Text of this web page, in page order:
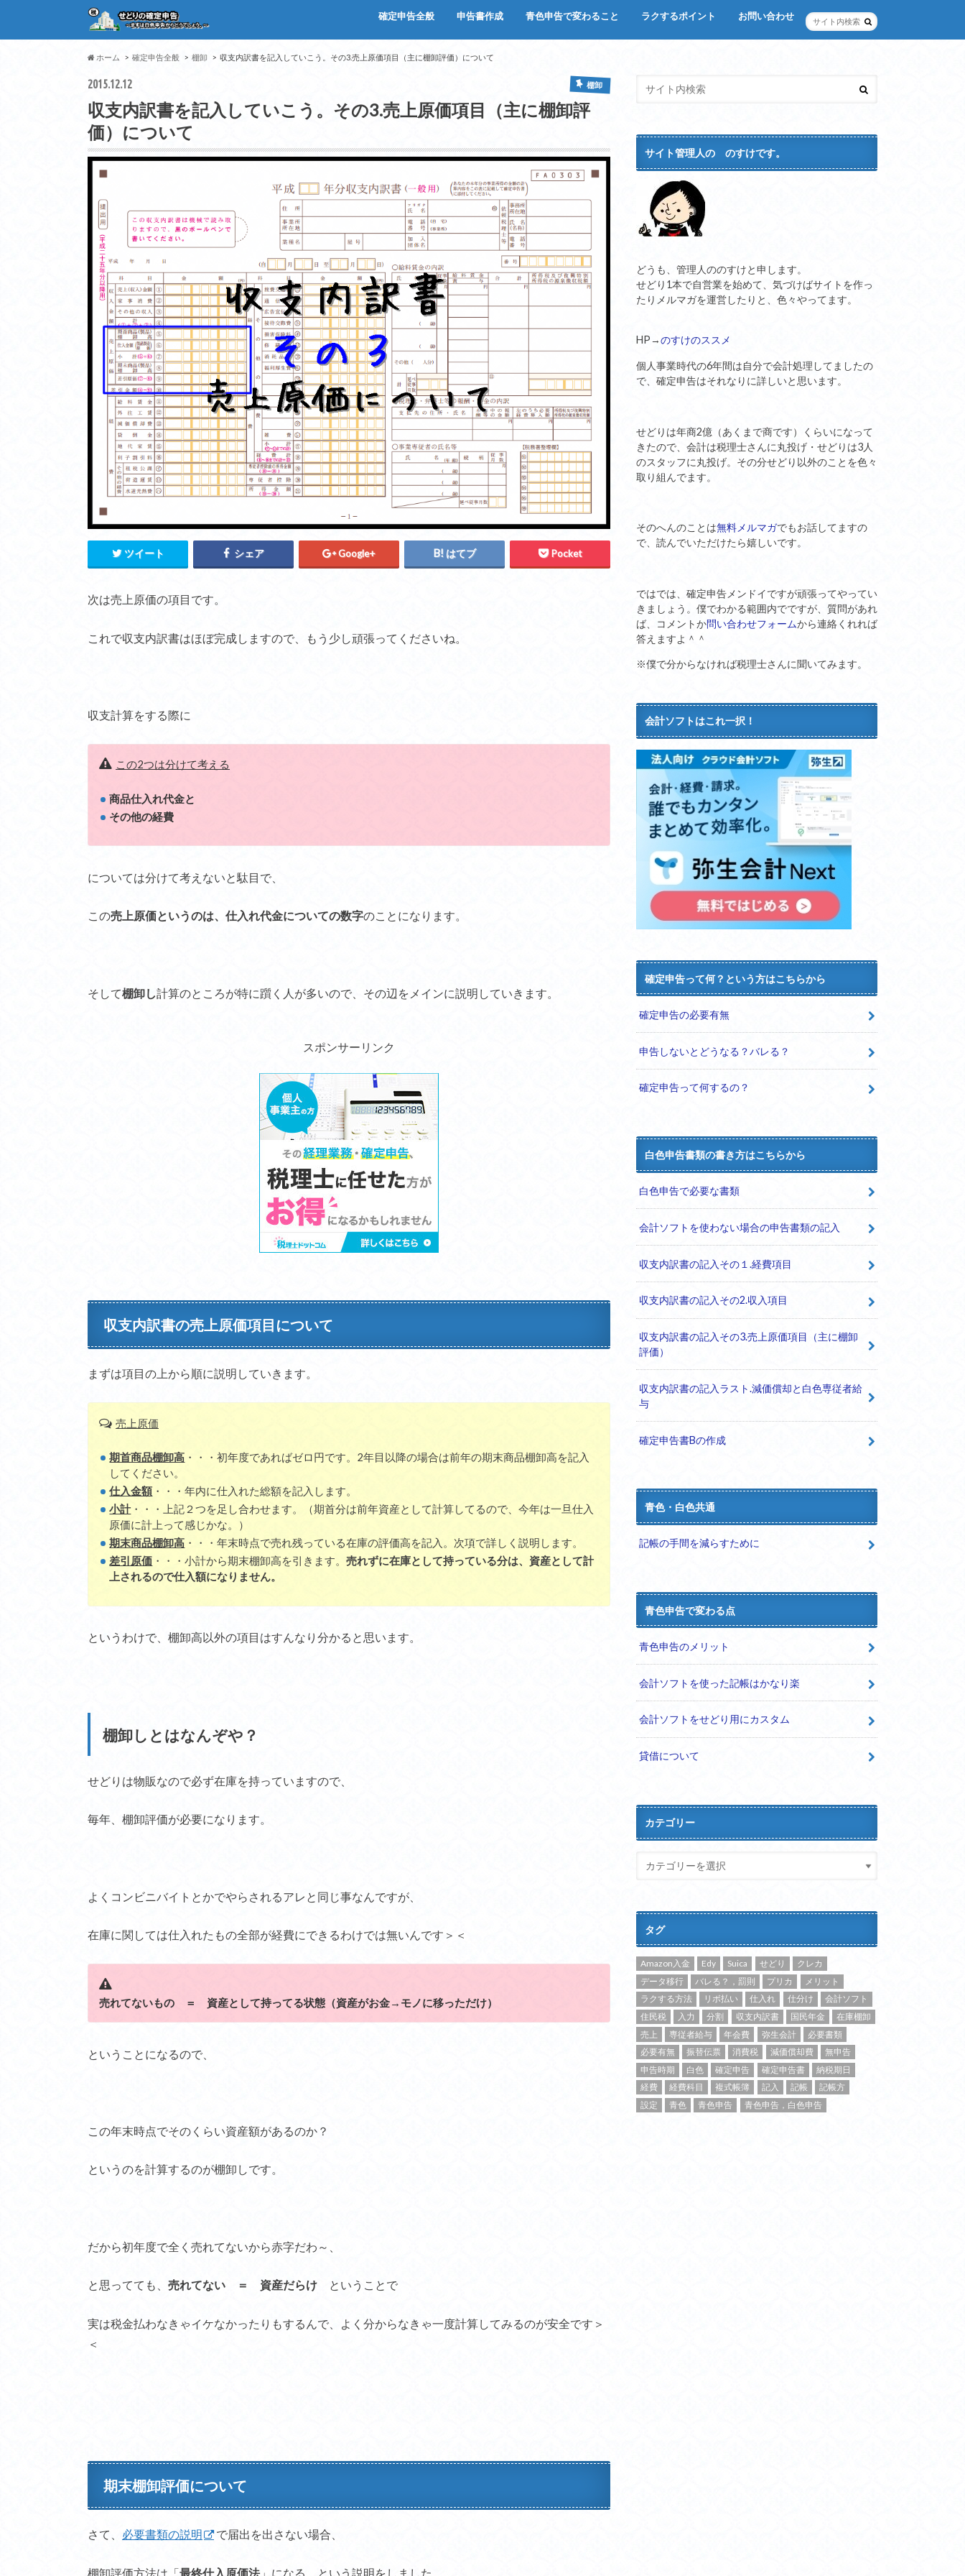
確定申告全般
確定申告の必要有無
確定申告しないとどうなる？バレ
る？
確定申告って何するの？
申告書作成
白色申告で必要な書類
会計ソフトを使わないなら
収支内訳書１.経費項目
収支内訳書2.収入項目
収支内訳書3.売上原価項目（主に棚
卸評価）
収支内訳書４.減価償却と白色専従者
給与
確定申告書B
青色申告で変わること
青色申告のメリットなど
会計ソフトを使えばかなり楽
会計ソフトをせどり用にカスタム
貸借について
ラクするポイント お問い合わせ
ホーム 確定申告全般 棚卸 収支内訳書を記入していこう。その3.売上原価項目（主に棚卸評価）について
2015.12.12 棚卸
収支内訳書を記入していこう。その3.売上原価項目（主に棚卸評
価）について
ツイート シェア Google+ はてブ Pocket
次は売上原価の項目です。
これで収支内訳書はほぼ完成しますので、もう少し頑張ってくださいね。
収支計算をする際に
この2つは分けて考える
商品仕入れ代金と
その他の経費
については分けて考えないと駄目で、
この売上原価というのは、仕入れ代金についての数字のことになります。
そして棚卸し計算のところが特に躓く人が多いので、その辺をメインに説明していきます。
スポンサーリンク
収支内訳書の売上原価項目について
まずは項目の上から順に説明していきます。
売上原価
期首商品棚卸高 ・・・初年度であればゼロ円です。2年目以降の場合は前年の期末商品棚卸高を記入
してください。
仕入金額 ・・・年内に仕入れた総額を記入します。
小計・・・上記２つを足し合わせます。（期首分は前年資産として計算してるので、今年は一旦仕入
原価に計上って感じかな。）
期末商品棚卸高 ・・・年末時点で売れ残っている在庫の評価高を記入。次項で詳しく説明します。
差引原価 ・・・小計から期末棚卸高を引きます。売れずに在庫として持っている分は、資産として計
上されるので仕入額になりません。
というわけで、棚卸高以外の項目はすんなり分かると思います。
棚卸しとはなんぞや？
せどりは物販なので必ず在庫を持っていますので、
毎年、棚卸評価が必要になります。
よくコンビニバイトとかでやらされるアレと同じ事なんですが、
在庫に関しては仕入れたもの全部が経費にできるわけでは無いんです＞＜
売れてないもの ＝ 資産として持ってる状態（資産がお金→モノに移っただけ）
ということになるので、
この年末時点でそのくらい資産額があるのか？
というのを計算するのが棚卸しです。
だから初年度で全く売れてないから赤字だわ～、
と思ってても、 売れてない ＝ 資産だらけ ということで
実は税金払わなきゃイケなかったりもするんで、よく分からなきゃ一度計算してみるのが安全です＞
＜
期末棚卸評価について
さて、 必要書類の説明 で届出を出さない場合、
棚卸評価方法は「最終仕入原価法」になる、という説明をしました。
サイト管理人の のすけです。
どうも、管理人ののすけと申します。
せどり1本で自営業を始めて、気づけばサイトを作っ
たりメルマガを運営したりと、色々やってます。
HP→のすけのススメ
個人事業時代の6年間は自分で会計処理してましたの
で、確定申告はそれなりに詳しいと思います。
せどりは年商2億（あくまで商です）くらいになって
きたので、会計は税理士さんに丸投げ・せどりは3人
のスタッフに丸投げ。その分せどり以外のことを色々
取り組んでます。
そのへんのことは無料メルマガでもお話してますの
で、読んでいただけたら嬉しいです。
ではでは、確定申告メンドイですが頑張ってやってい
きましょう。僕でわかる範囲内でですが、質問があれ
ば、コメントか問い合わせフォームから連絡くれれば
答えますよ＾＾
※僕で分からなければ税理士さんに聞いてみます。
会計ソフトはこれ一択！
確定申告って何？という方はこちらから
確定申告の必要有無
申告しないとどうなる？バレる？
確定申告って何するの？
白色申告書類の書き方はこちらから
白色申告で必要な書類
会計ソフトを使わない場合の申告書類の記入
収支内訳書の記入その１.経費項目
収支内訳書の記入その2.収入項目
収支内訳書の記入その3.売上原価項目（主に棚卸
評価）
収支内訳書の記入ラスト.減価償却と白色専従者給
与
確定申告書Bの作成
青色・白色共通
記帳の手間を減らすために
青色申告で変わる点
青色申告のメリット
会計ソフトを使った記帳はかなり楽
会計ソフトをせどり用にカスタム
貸借について
カテゴリー
タグ
Amazon入金 Edy Suica せどり
クレカ
データ移行
バレる？，罰則 プリカ
メリット
ラクする方法
リボ払い 仕入れ 仕分け
会計ソフト
住民税
入力 分割 収支内訳書 国民年金
在庫棚卸
売上
専従者給与 年会費 弥生会計
必要書類
必要有無
振替伝票 消費税 減価償却費
無申告
申告時期
白色 確定申告 確定申告書
納税期日
経費
経費科目 複式帳簿 記入 記帳
記帳方
設定
青色 青色申告 青色申告，白色申告